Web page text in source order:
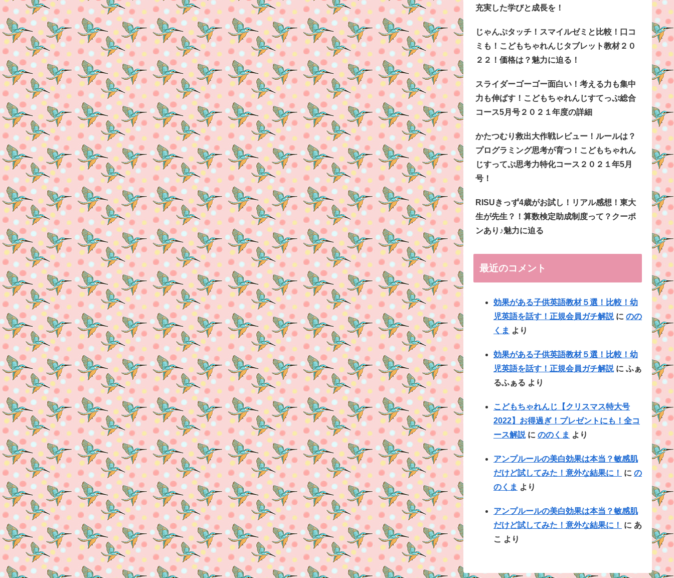
充実した学びと成長を！
じゃんぷタッチ！スマイルゼミと比較！口コ
ミも！こどもちゃれんじタブレット教材２０
２２！価格は？魅力に迫る！
スライダーゴーゴー面白い！考える力も集中
力も伸ばす！こどもちゃれんじすてっぷ総合
コース5月号２０２１年度の詳細
かたつむり救出大作戦レビュー！ルールは？
プログラミング思考が育つ！こどもちゃれん
じすってぷ思考力特化コース２０２１年5月
号！
RISUきっず4歳がお試し！リアル感想！東大
生が先生？！算数検定助成制度って？クーポ
ンあり♪魅力に迫る
最近のコメント
効果がある子供英語教材５選！比較！幼
児英語を話す！正規会員ガチ解説に のの
くま より
効果がある子供英語教材５選！比較！幼
児英語を話す！正規会員ガチ解説に ふぁ
るふぁる より
こどもちゃれんじ【クリスマス特大号
2022】お得過ぎ！プレゼントにも！全コ
ース解説に ののくま より
アンプルールの美白効果は本当？敏感肌
だけど試してみた！意外な結果に！
に の
のくま より
アンプルールの美白効果は本当？敏感肌
だけど試してみた！意外な結果に！
に あ
こ より